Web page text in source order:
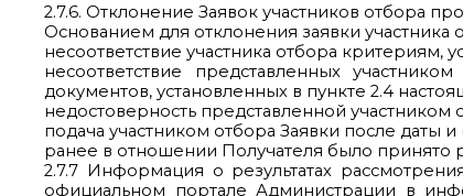
2.7.6. Отклонение Заявок участников отбора
Основанием для отклонения заявки участника
несоответствие участника отбора
несоответствие представленных
документов, установленных в пункте 2.4
недостоверность представленной
подача участником отбора Заявки после даты
ранее в отношении Получателя было принято
2.7.7 Информация о результатах
официальном портале Администрации в